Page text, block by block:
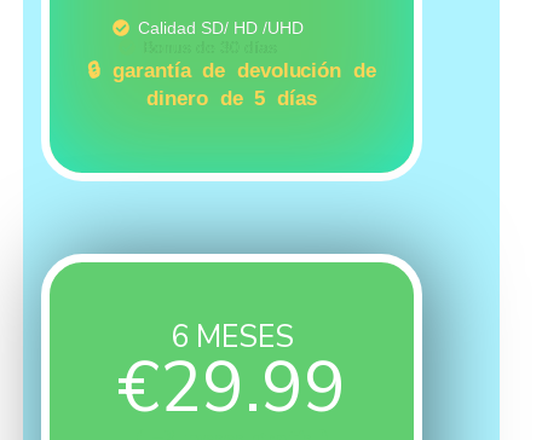
Calidad SD/ HD /UHD
🔒 garantía de devolución de
dinero de 5 días
6 MESES
€29.99